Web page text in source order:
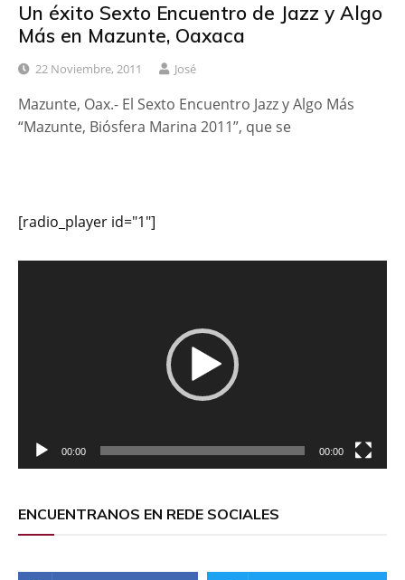
Un éxito Sexto Encuentro de Jazz y Algo
Más en Mazunte, Oaxaca
22 Noviembre, 2011 José
Mazunte, Oax.- El Sexto Encuentro Jazz y Algo Más
“Mazunte, Biósfera Marina 2011”, que se
[radio_player id="1"]
00:00 00:00
ENCUENTRANOS EN REDE SOCIALES